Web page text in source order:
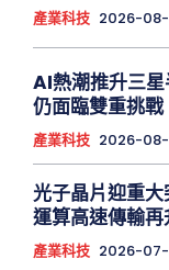
產業科技 2026-
AI熱潮推升三
仍面臨雙重挑戰
產業科技 2026-
光子晶片迎重
運算高速傳輸再
產業科技 2026-07-